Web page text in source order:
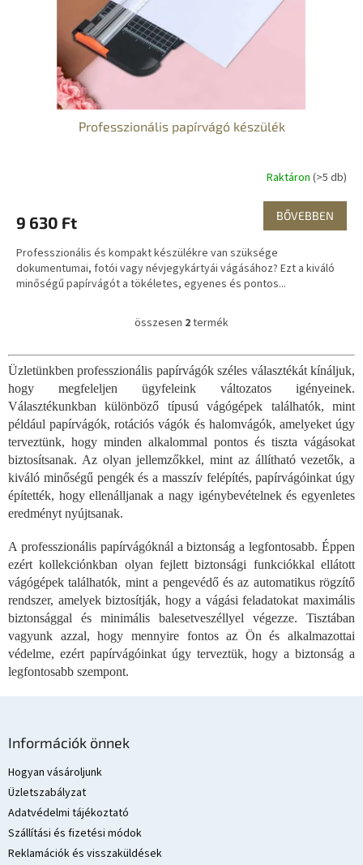
Professzionális papírvágó készülék
Raktáron (>5 db)
9 630 Ft BŐVEBBEN
Professzionális és kompakt készülékre van szüksége
dokumentumai, fotói vagy névjegykártyái vágásához? Ezt a kiváló
minőségű papírvágót a tökéletes, egyenes és pontos...
L
s
t
a
i
r
á
n
y
í
t
e
l
e
m
e
i
összesen 2termék
Üzletünkben professzionális papírvágók széles választékát kínáljuk,
hogy megfeleljen ügyfeleink változatos igényeinek.
Választékunkban különböző típusú vágógépek találhatók, mint
például papírvágók, rotációs vágók és halomvágók, amelyeket úgy
terveztünk, hogy minden alkalommal pontos és tiszta vágásokat
biztosítsanak. Az olyan jellemzőkkel, mint az állítható vezetők, a
kiváló minőségű pengék és a masszív felépítés, papírvágóinkat úgy
építették, hogy ellenálljanak a nagy igénybevételnek és egyenletes
eredményt nyújtsanak.
A professzionális papírvágóknál a biztonság a legfontosabb. Éppen
ezért kollekciónkban olyan fejlett biztonsági funkciókkal ellátott
vágógépek találhatók, mint a pengevédő és az automatikus rögzítő
rendszer, amelyek biztosítják, hogy a vágási feladatokat maximális
biztonsággal és minimális balesetveszéllyel végezze. Tisztában
vagyunk azzal, hogy mennyire fontos az Ön és alkalmazottai
védelme, ezért papírvágóinkat úgy terveztük, hogy a biztonság a
legfontosabb szempont.
Információk önnek
Hogyan vásároljunk
Üzletszabályzat
Adatvédelmi tájékoztató
Szállítási és fizetési módok
Reklamációk és visszaküldések